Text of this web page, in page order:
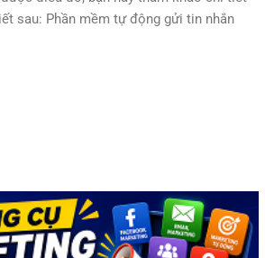
sau: Phần mềm tự động gửi tin nhắn